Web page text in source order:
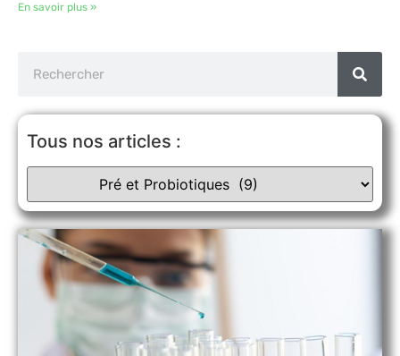
En savoir plus »
Tous nos articles :